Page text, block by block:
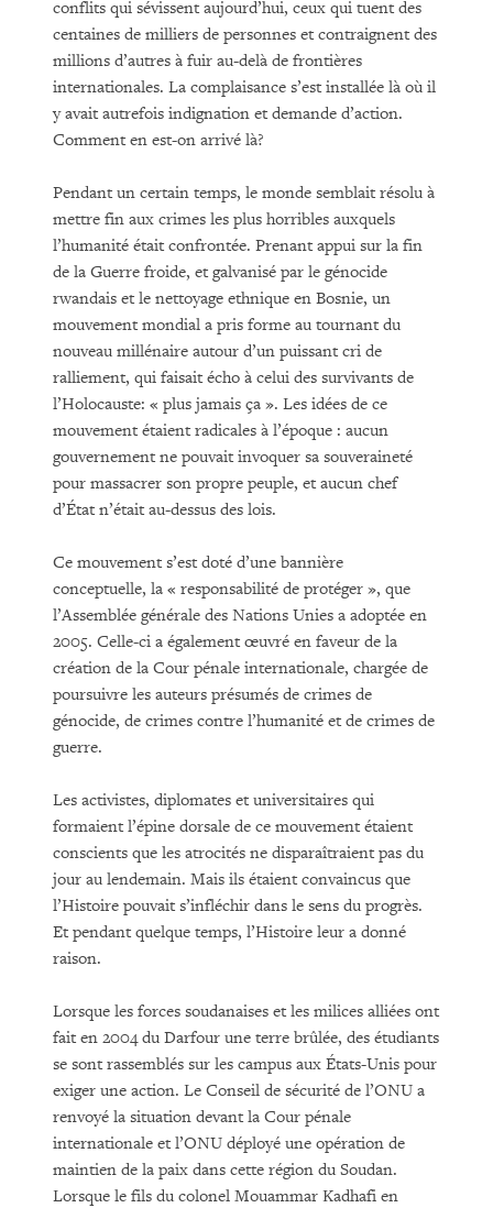
conflits qui sévissent aujourd’hui, ceux qui tuent des
centaines de milliers de personnes et contraignent des
millions d’autres à fuir au-delà de frontières
internationales. La complaisance s’est installée là où il
y avait autrefois indignation et demande d’action.
Comment en est-on arrivé là?
Pendant un certain temps, le monde semblait résolu à
mettre fin aux crimes les plus horribles auxquels
l’humanité était confrontée. Prenant appui sur la fin
de la Guerre froide, et galvanisé par le génocide
rwandais et le nettoyage ethnique en Bosnie, un
mouvement mondial a pris forme au tournant du
nouveau millénaire autour d’un puissant cri de
ralliement, qui faisait écho à celui des survivants de
l’Holocauste: « plus jamais ça ». Les idées de ce
mouvement étaient radicales à l’époque : aucun
gouvernement ne pouvait invoquer sa souveraineté
pour massacrer son propre peuple, et aucun chef
d’État n’était au-dessus des lois.
Ce mouvement s’est doté d’une bannière
conceptuelle, la « responsabilité de protéger », que
l’Assemblée générale des Nations Unies a adoptée en
2005. Celle-ci a également œuvré en faveur de la
création de la Cour pénale internationale, chargée de
poursuivre les auteurs présumés de crimes de
génocide, de crimes contre l’humanité et de crimes de
guerre.
Les activistes, diplomates et universitaires qui
formaient l’épine dorsale de ce mouvement étaient
conscients que les atrocités ne disparaîtraient pas du
jour au lendemain. Mais ils étaient convaincus que
l’Histoire pouvait s’infléchir dans le sens du progrès.
Et pendant quelque temps, l’Histoire leur a donné
raison.
Lorsque les forces soudanaises et les milices alliées ont
fait en 2004 du Darfour une terre brûlée, des étudiants
se sont rassemblés sur les campus aux États-Unis pour
exiger une action. Le Conseil de sécurité de l’ONU a
renvoyé la situation devant la Cour pénale
internationale et l’ONU déployé une opération de
maintien de la paix dans cette région du Soudan.
Lorsque le fils du colonel Mouammar Kadhafi en